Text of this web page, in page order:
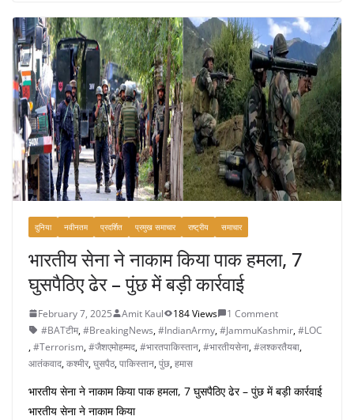
b
o
o
k
दुनिया नवीनतम प्रदर्शित प्रमुख समाचार राष्ट्रीय समाचार
भारतीय सेना ने नाकाम किया पाक हमला, 7
घुसपैठिए ढेर – पुंछ में बड़ी कार्रवाई
February 7, 2025 Amit Kaul 184 Views
1 Comment
#BATटीम,#BreakingNews,#IndianArmy,#JammuKashmir,#LOC
,#Terrorism,#जैशएमोहम्मद,#भारतपाकिस्तान,#भारतीयसेना,#लश्करतैयबा,
आतंकवाद,कश्मीर,घुसपैठ,पाकिस्तान,पुंछ,हमास
भारतीय सेना ने नाकाम किया पाक हमला, 7 घुसपैठिए ढेर – पुंछ में बड़ी कार्रवाई
भारतीय सेना ने नाकाम किया